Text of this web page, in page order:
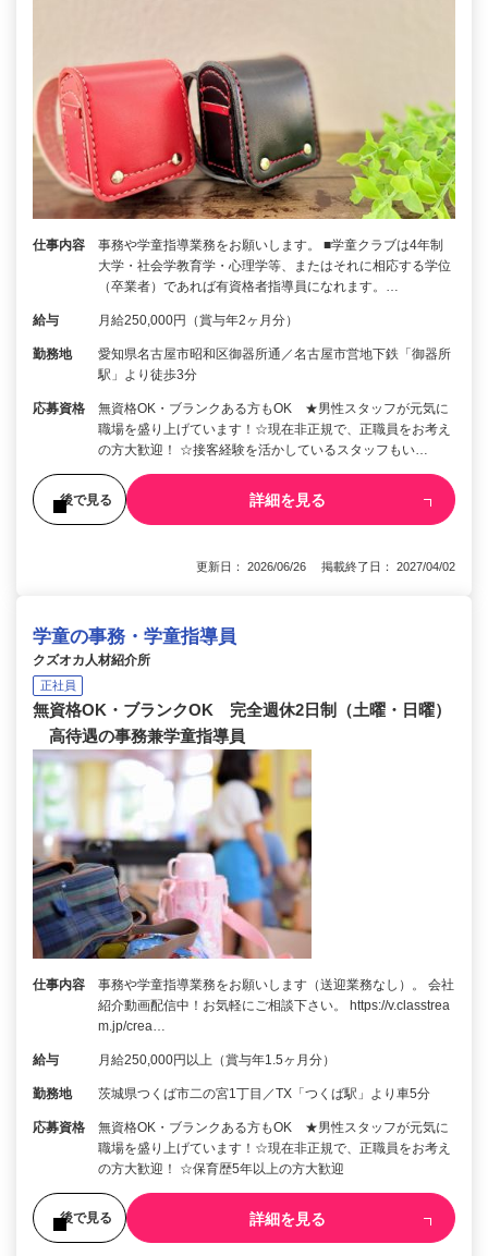
仕事内容
事務や学童指導業務をお願いします。 ■学童クラブは4年制
大学・社会学教育学・心理学等、またはそれに相応する学位
（卒業者）であれば有資格者指導員になれます。…
給与 月給250,000円（賞与年2ヶ月分）
勤務地
愛知県名古屋市昭和区御器所通／名古屋市営地下鉄「御器所
駅」より徒歩3分
応募資格
無資格OK・ブランクある方もOK ★男性スタッフが元気に
職場を盛り上げています！☆現在非正規で、正職員をお考え
の方大歓迎！ ☆接客経験を活かしているスタッフもい…
後で見る 詳細を見る
更新日： 2026/06/26 掲載終了日： 2027/04/02
学童の事務・学童指導員
クズオカ人材紹介所
正社員
無資格OK・ブランクOK 完全週休2日制（土曜・日曜）
高待遇の事務兼学童指導員
仕事内容
事務や学童指導業務をお願いします（送迎業務なし）。 会社
紹介動画配信中！お気軽にご相談下さい。 https://v.classtrea
m.jp/crea…
給与 月給250,000円以上（賞与年1.5ヶ月分）
勤務地 茨城県つくば市二の宮1丁目／TX「つくば駅」より車5分
応募資格
無資格OK・ブランクある方もOK ★男性スタッフが元気に
職場を盛り上げています！☆現在非正規で、正職員をお考え
の方大歓迎！ ☆保育歴5年以上の方大歓迎
後で見る 詳細を見る